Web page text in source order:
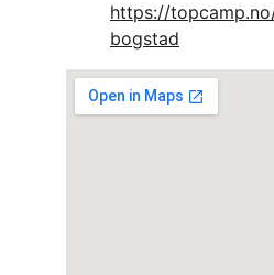
https://
bogstad